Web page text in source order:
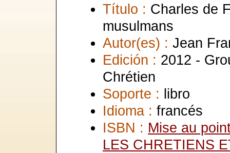
Título : Charles de
musulmans
Autor(es) : Jean
Edición : 2012 -
Chrétien
Soporte : libro
Idioma : francés
ISBN : Mise au
LES CHRETIENS